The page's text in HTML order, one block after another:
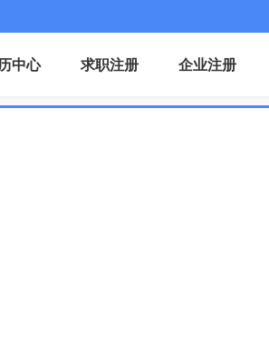
中心 求职注册 企业注册